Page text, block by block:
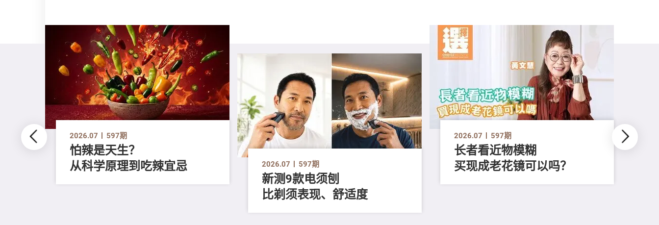
2026.07 597期
怕辣是天生？
从科学原理到吃辣宜忌
2026.07 597期
新测9款电须刨
比剃须表现、舒适度
2026.07 597期
长者看近物模糊
买现成老花镜可以吗？